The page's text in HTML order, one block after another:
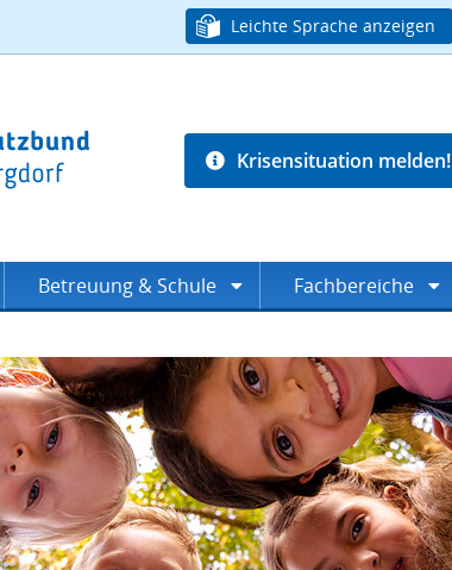
Leichte Sprache anzeigen
Krisensituation melden!
Betreuung & Schule Fachbereiche